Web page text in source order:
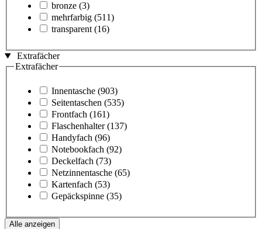
bronze (3)
mehrfarbig (511)
transparent (16)
Extrafächer
Extrafächer
Innentasche (903)
Seitentaschen (535)
Frontfach (161)
Flaschenhalter (137)
Handyfach (96)
Notebookfach (92)
Deckelfach (73)
Netzinnentasche (65)
Kartenfach (53)
Gepäckspinne (35)
Alle anzeigen